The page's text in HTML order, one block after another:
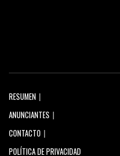
RESUMEN
ANUNCIANTES
CONTACTO
POLÍTICA DE PRIVACIDAD